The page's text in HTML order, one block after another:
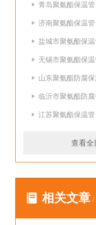
青岛聚氨酯保温管
济南聚氨酯保温管
盐城市聚氨酯保温
无锡市聚氨酯保温
山东聚氨酯防腐
临沂市聚氨酯防
江苏聚氨酯保温管
查看全
相关文章 /